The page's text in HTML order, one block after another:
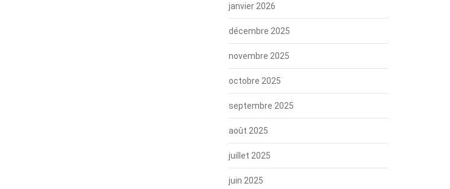
janvier 2026
décembre 2025
novembre 2025
octobre 2025
septembre 2025
août 2025
juillet 2025
juin 2025